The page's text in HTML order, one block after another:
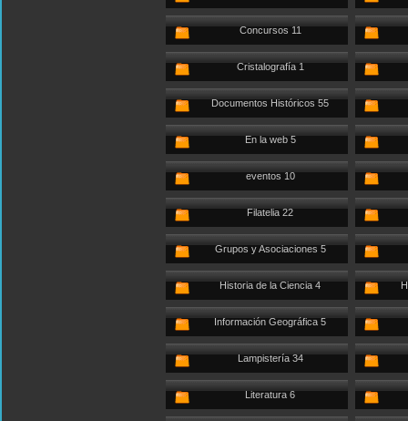
Concursos 11
Cristalografía 1
Documentos Históricos 55
En la web 5
eventos 10
Filatelia 22
Grupos y Asociaciones 5
Historia de la Ciencia 4
Información Geográfica 5
Lampistería 34
Literatura 6